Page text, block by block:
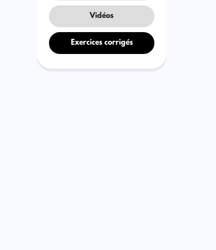
Vidéos
Exercices corrigés